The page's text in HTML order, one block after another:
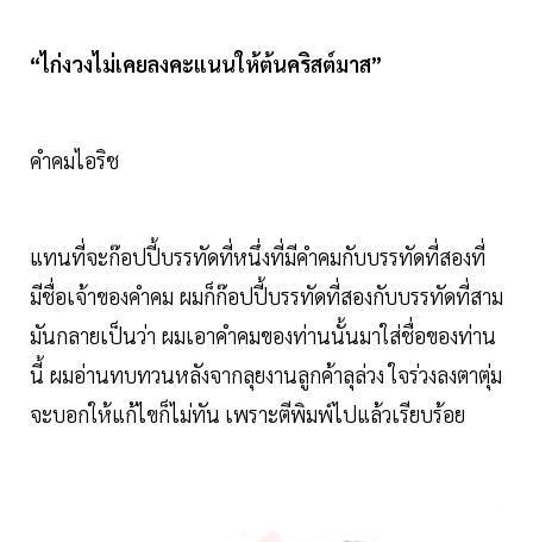
“ไก่งวงไม่เคยลงคะแนนให้ต้นคริสต์มาส”
คำคมไอริช
แทนที่จะก๊อปปี้บรรทัดที่หนึ่งที่มีคำคมกับบรรทัดที่สองที่
มีชื่อเจ้าของคำคม ผมก็ก๊อปปี้บรรทัดที่สองกับบรรทัดที่สาม
มันกลายเป็นว่า ผมเอาคำคมของท่านนั้นมาใส่ชื่อของท่าน
นี้ ผมอ่านทบทวนหลังจากลุยงานลูกค้าลุล่วง ใจร่วงลงตาตุ่ม
จะบอกให้แก้ไขก็ไม่ทัน เพราะตีพิมพ์ไปแล้วเรียบร้อย